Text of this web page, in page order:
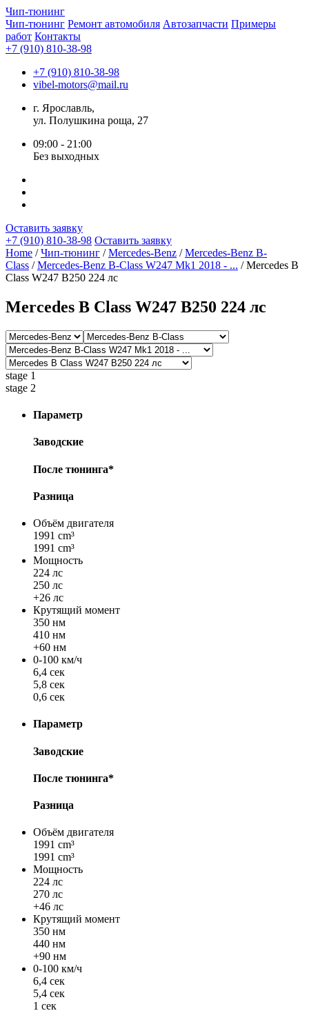
Чип-тюнинг
Чип-тюнинг Ремонт автомобиля Автозапчасти Примеры
работ Контакты
+7 (910) 810-38-98
+7 (910) 810-38-98
vibel-motors@mail.ru
г. Ярославль,
ул. Полушкина роща, 27
09:00 - 21:00
Без выходных
Оставить заявку
+7 (910) 810-38-98 Оставить заявку
Home /Чип-тюнинг /Mercedes-Benz /Mercedes-Benz B-
Class /Mercedes-Benz B-Class W247 Mk1 2018 - ... / Mercedes B
Class W247 B250 224 лс
Mercedes B Class W247 B250 224 лс
stage 1
stage 2
Параметр
Заводские
После тюнинга*
Разница
Объём двигателя
1991 cm³
1991 cm³
Мощность
224 лс
250 лс
+26 лс
Крутящий момент
350 нм
410 нм
+60 нм
0-100 км/ч
6,4 сек
5,8 сек
0,6 сек
Параметр
Заводские
После тюнинга*
Разница
Объём двигателя
1991 cm³
1991 cm³
Мощность
224 лс
270 лс
+46 лс
Крутящий момент
350 нм
440 нм
+90 нм
0-100 км/ч
6,4 сек
5,4 сек
1 сек